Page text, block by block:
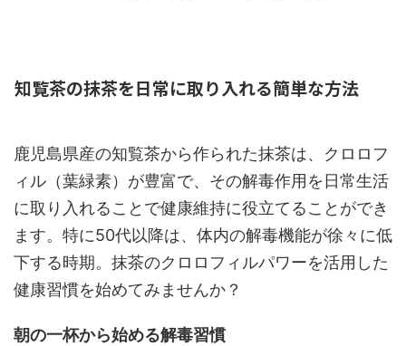
知覧茶の抹茶を日常に取り入れる簡単な方法
鹿児島県産の知覧茶から作られた抹茶は、クロロフ
ィル（葉緑素）が豊富で、その解毒作用を日常生活
に取り入れることで健康維持に役立てることができ
ます。特に50代以降は、体内の解毒機能が徐々に低
下する時期。抹茶のクロロフィルパワーを活用した
健康習慣を始めてみませんか？
朝の一杯から始める解毒習慣